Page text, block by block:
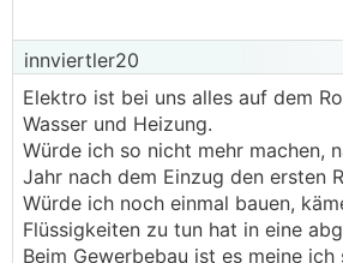
innviertler20
Elektro ist bei uns alles auf dem
Wasser und Heizung.
Würde ich so nicht mehr machen,
Jahr nach dem Einzug den ersten
Würde ich noch einmal bauen,
Flüssigkeiten zu tun hat in eine
Beim Gewerbebau ist es meine ich